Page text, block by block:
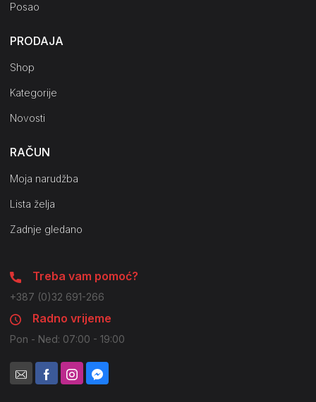
Posao
PRODAJA
Shop
Kategorije
Novosti
RAČUN
Moja narudžba
Lista želja
Zadnje gledano
Treba vam pomoć?
+387 (0)32 691-266
Radno vrijeme
Pon - Ned: 07:00 - 19:00